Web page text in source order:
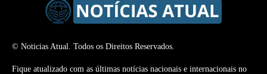
© Noticias Atual. Todos os Direitos Reservados.
Fique atualizado com as últimas notícias nacionais e internacionais no